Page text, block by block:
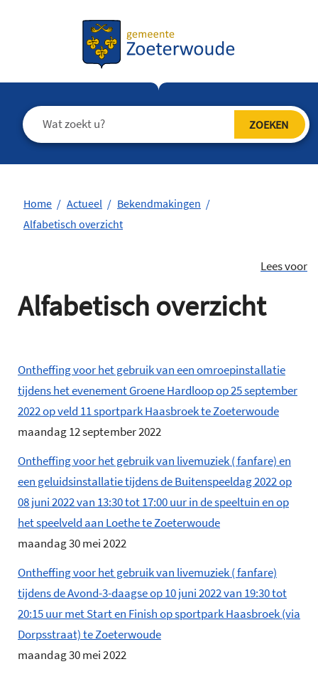
Home Actueel
Bekendmakingen
Alfabetisch overzicht
Lees voor
Alfabetisch overzicht
Ontheffing voor het gebruik van een omroepinstallatie
tijdens het evenement Groene Hardloop op 25 september
2022 op veld 11 sportpark Haasbroek te Zoeterwoude
maandag 12 september 2022
Ontheffing voor het gebruik van livemuziek ( fanfare) en
een geluidsinstallatie tijdens de Buitenspeeldag 2022 op
08 juni 2022 van 13:30 tot 17:00 uur in de speeltuin en op
het speelveld aan Loethe te Zoeterwoude
maandag 30 mei 2022
Ontheffing voor het gebruik van livemuziek ( fanfare)
tijdens de Avond-3-daagse op 10 juni 2022 van 19:30 tot
20:15 uur met Start en Finish op sportpark Haasbroek (via
Dorpsstraat) te Zoeterwoude
maandag 30 mei 2022